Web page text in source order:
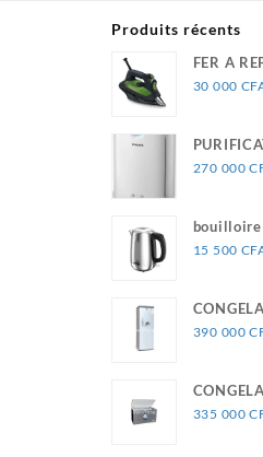
Produits récents
FER A
30 000
SERIE
270 000
bouilloire
15 500
FC331VR
390 000
LITRES
335 000